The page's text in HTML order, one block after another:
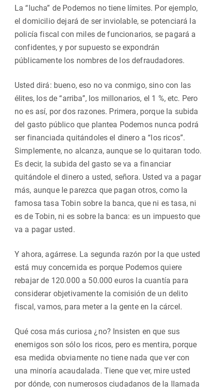
La “lucha” de Podemos no tiene límites. Por ejemplo,
el domicilio dejará de ser inviolable, se potenciará la
policía fiscal con miles de funcionarios, se pagará a
confidentes, y por supuesto se expondrán
públicamente los nombres de los defraudadores.
Usted dirá: bueno, eso no va conmigo, sino con las
élites, los de “arriba”, los millonarios, el 1 %, etc. Pero
no es así, por dos razones. Primera, porque la subida
del gasto público que plantea Podemos nunca podrá
ser financiada quitándoles el dinero a “los ricos”.
Simplemente, no alcanza, aunque se lo quitaran todo.
Es decir, la subida del gasto se va a financiar
quitándole el dinero a usted, señora. Usted va a pagar
más, aunque le parezca que pagan otros, como la
famosa tasa Tobin sobre la banca, que ni es tasa, ni
es de Tobin, ni es sobre la banca: es un impuesto que
va a pagar usted.
Y ahora, agárrese. La segunda razón por la que usted
está muy concernida es porque Podemos quiere
rebajar de 120.000 a 50.000 euros la cuantía para
considerar objetivamente la comisión de un delito
fiscal, vamos, para meter a la gente en la cárcel.
Qué cosa más curiosa ¿no? Insisten en que sus
enemigos son sólo los ricos, pero es mentira, porque
esa medida obviamente no tiene nada que ver con
una minoría acaudalada. Tiene que ver, mire usted
por dónde, con numerosos ciudadanos de la llamada